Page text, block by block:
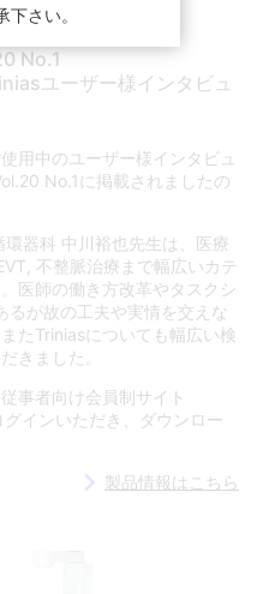
No.1
ユーザー様インタビュ
用中のユーザー様インタビュ
No.1に掲載されましたの
器科 中川裕也先生は、医療
不整脈治療まで幅広いカテ
医師の働き方改革やタスクシ
るが故の工夫や実情を交えな
たTriniasについても幅広い検
きました。
事者向け会員制サイト
インいただき、ダウンロー
製品情報はこちら
さい。